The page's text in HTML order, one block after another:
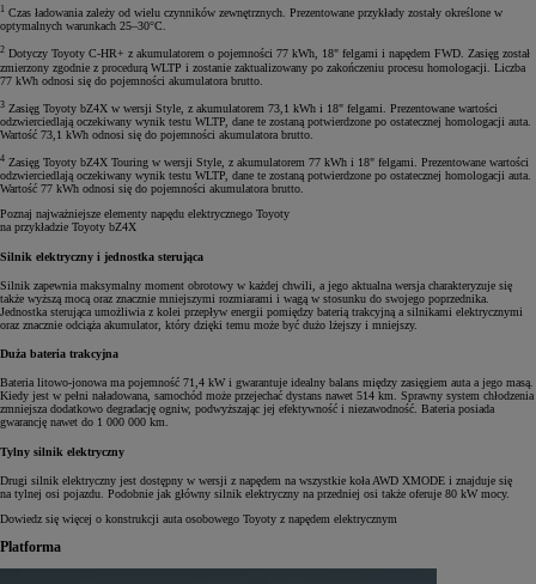
1 Czas ładowania zależy od wielu czynników zewnętrznych. Prezentowane przykłady zostały określone w
optymalnych warunkach 25–30°C.
2 Dotyczy Toyoty C-HR+ z akumulatorem o pojemności 77 kWh, 18" felgami i napędem FWD. Zasięg został
zmierzony zgodnie z procedurą WLTP i zostanie zaktualizowany po zakończeniu procesu homologacji. Liczba
77 kWh odnosi się do pojemności akumulatora brutto.
3 Zasięg Toyoty bZ4X w wersji Style, z akumulatorem 73,1 kWh i 18" felgami. Prezentowane wartości
odzwierciedlają oczekiwany wynik testu WLTP, dane te zostaną potwierdzone po ostatecznej homologacji auta.
Wartość 73,1 kWh odnosi się do pojemności akumulatora brutto.
4 Zasięg Toyoty bZ4X Touring w wersji Style, z akumulatorem 77 kWh i 18" felgami. Prezentowane wartości
odzwierciedlają oczekiwany wynik testu WLTP, dane te zostaną potwierdzone po ostatecznej homologacji auta.
Wartość 77 kWh odnosi się do pojemności akumulatora brutto.
Poznaj najważniejsze elementy napędu elektrycznego Toyoty
na przykładzie Toyoty bZ4X
Silnik elektryczny i jednostka sterująca
Silnik zapewnia maksymalny moment obrotowy w każdej chwili, a jego aktualna wersja charakteryzuje się
także wyższą mocą oraz znacznie mniejszymi rozmiarami i wagą w stosunku do swojego poprzednika.
Jednostka sterująca umożliwia z kolei przepływ energii pomiędzy baterią trakcyjną a silnikami elektrycznymi
oraz znacznie odciąża akumulator, który dzięki temu może być dużo lżejszy i mniejszy.
Duża bateria trakcyjna
Bateria litowo-jonowa ma pojemność 71,4 kW i gwarantuje idealny balans między zasięgiem auta a jego masą.
Kiedy jest w pełni naładowana, samochód może przejechać dystans nawet 514 km. Sprawny system chłodzenia
zmniejsza dodatkowo degradację ogniw, podwyższając jej efektywność i niezawodność. Bateria posiada
gwarancję nawet do 1 000 000 km.
Tylny silnik elektryczny
Drugi silnik elektryczny jest dostępny w wersji z napędem na wszystkie koła AWD XMODE i znajduje się
na tylnej osi pojazdu. Podobnie jak główny silnik elektryczny na przedniej osi także oferuje 80 kW mocy.
Dowiedz się więcej o konstrukcji auta osobowego Toyoty z napędem elektrycznym
Platforma